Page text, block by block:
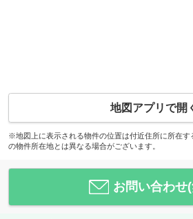
地図アプリで開
※地図上に表示される物件の位置は付近住所に所在す
の物件所在地とは異なる場合がございます。
お問い合わせ